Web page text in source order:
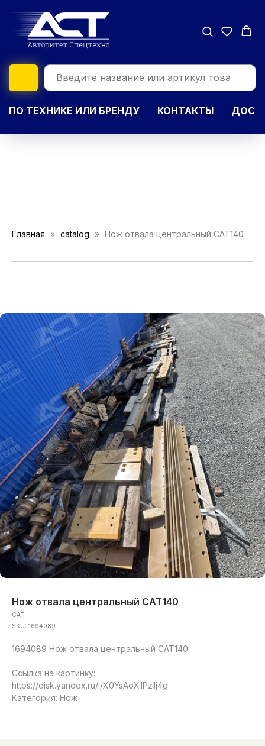
ПО ТЕХНИКЕ ИЛИ БРЕНДУ КОНТАКТЫ
Главная catalog Нож отвала центральный CAT140
Нож отвала центральный CAT140
CAT
SKU: 1694089
1694089 Нож отвала центральный CAT140
Ссылка на картинку:
https://disk.yandex.ru/i/X0YsAoX1Pz1j4g
Категория: Нож